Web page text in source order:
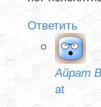
Ответить
Айрат
at